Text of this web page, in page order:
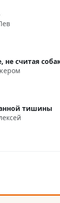
не считая
тишины